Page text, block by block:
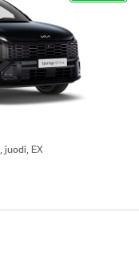
juodi, EX